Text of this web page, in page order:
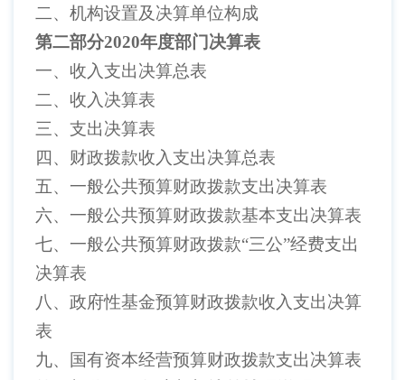
二、机构设置及决算单位构成
第二部分2020年度部门决算表
一、收入支出决算总表
二、收入决算表
三、支出决算表
四、财政拨款收入支出决算总表
五、一般公共预算财政拨款支出决算表
六、一般公共预算财政拨款基本支出决算表
七、一般公共预算财政拨款“三公”经费支出
决算表
八、政府性基金预算财政拨款收入支出决算
表
九、国有资本经营预算财政拨款支出决算表